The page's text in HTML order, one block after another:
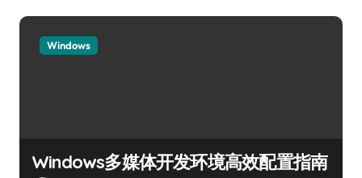
Windows
Windows多媒体开发环境高效配置指南